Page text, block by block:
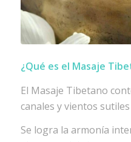
¿Qué es el Masaje
El Masaje Tibetano
canales y vientos
Se logra la armonía